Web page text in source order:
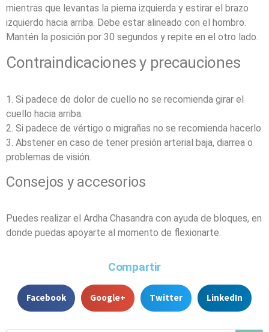
mientras que levantas la pierna izquierda y estirar el brazo
izquierdo hacia arriba. Debe estar alineado con el hombro.
Mantén la posición por 30 segundos y repite en el otro lado.
Contraindicaciones y precauciones
1. Si padece de dolor de cuello no se recomienda girar el
cuello hacia arriba.
2. Si padece de vértigo o migrañas no se recomienda hacerlo.
3. Abstener en caso de tener presión arterial baja, diarrea o
problemas de visión.
Consejos y accesorios
Puedes realizar el Ardha Chasandra con ayuda de bloques, en
donde puedas apoyarte al momento de flexionarte.
Compartir
Facebook Google+ Twitter LinkedIn